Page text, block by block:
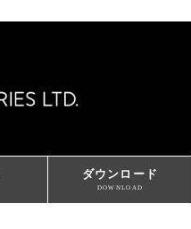
ダウンロード
DOWNLOAD